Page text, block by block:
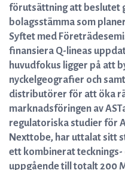
förutsättning att beslutet
bolagsstämma som
Syftet med
finansiera Q-lineas
huvudfokus ligger på att
nyckelgeografier och
distributörer för att öka
marknadsföringen av
regulatoriska studier för
Nexttobe, har uttalat sitt
ett kombinerat tecknings-
uppgående till totalt 200